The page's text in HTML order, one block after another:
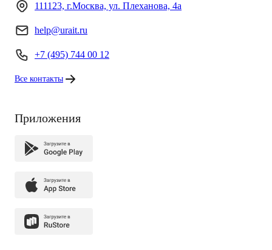
111123, г.Москва, ул. Плеханова, 4а
help@urait.ru
+7 (495) 744 00 12
Все контакты
Приложения